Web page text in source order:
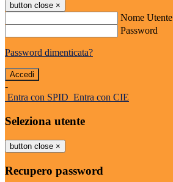
button close ×
Nome Utente
Password
Password dimenticata?
-
Entra con SPID Entra con CIE
Seleziona utente
button close ×
Recupero password